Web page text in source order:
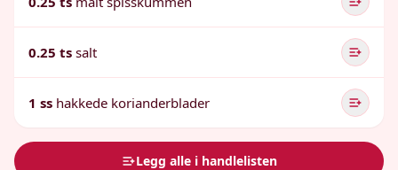
0.25 ts salt
1 ss hakkede korianderblader
Legg alle i handlelisten